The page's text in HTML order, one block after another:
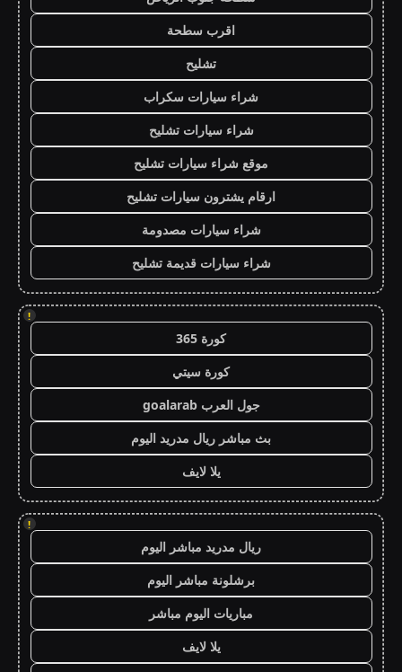
اقرب سطحة
تشليح
شراء سيارات سكراب
شراء سيارات تشليح
موقع شراء سيارات تشليح
ارقام يشترون سيارات تشليح
شراء سيارات مصدومة
شراء سيارات قديمة تشليح
!
كورة 365
كورة سيتي
جول العرب goalarab
بث مباشر ريال مدريد اليوم
يلا لايف
!
ريال مدريد مباشر اليوم
برشلونة مباشر اليوم
مباريات اليوم مباشر
يلا لايف